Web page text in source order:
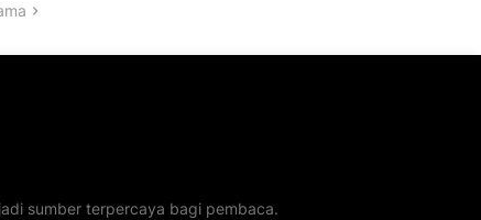
sumber terpercaya bagi pembaca.